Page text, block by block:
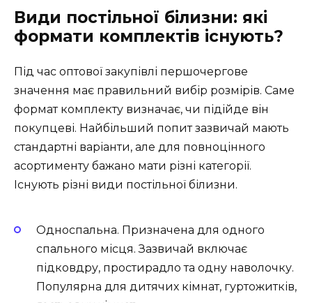
Види постільної білизни: які
формати комплектів існують?
Під час оптової закупівлі першочергове
значення має правильний вибір розмірів. Саме
формат комплекту визначає, чи підійде він
покупцеві. Найбільший попит зазвичай мають
стандартні варіанти, але для повноцінного
асортименту бажано мати різні категорії.
Існують різні види постільної білизни.
Односпальна. Призначена для одного
спального місця. Зазвичай включає
підковдру, простирадло та одну наволочку.
Популярна для дитячих кімнат, гуртожитків,